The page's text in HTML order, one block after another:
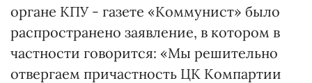
органе КПУ - газете «Коммунист» было
распространено заявление, в котором в
частности говорится: «Мы решительно
отвергаем причастность ЦК Компартии